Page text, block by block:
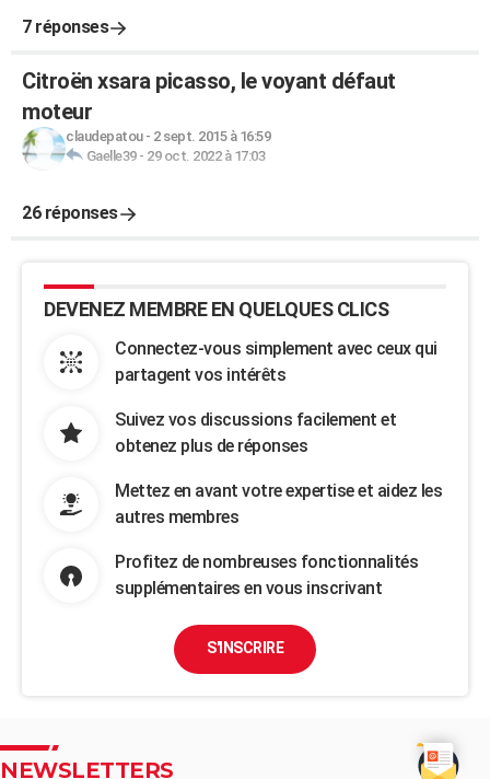
7 réponses
Citroën xsara picasso, le voyant défaut
moteur
claudepatou- 2 sept. 2015 à 16:59
Gaelle39- 29 oct. 2022 à 17:03
26 réponses
DEVENEZ MEMBRE EN QUELQUES CLICS
Connectez-vous simplement avec ceux qui
partagent vos intérêts
Suivez vos discussions facilement et
obtenez plus de réponses
Mettez en avant votre expertise et aidez les
autres membres
Profitez de nombreuses fonctionnalités
supplémentaires en vous inscrivant
S'INSCRIRE
NEWSLETTERS